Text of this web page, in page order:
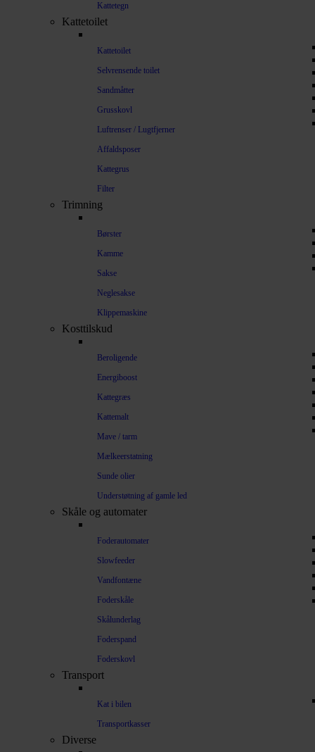
Kattetegn
Kattetoilet
Kattetoilet
Selvrensende toilet
Sandmåtter
Grusskovl
Luftrenser / Lugtfjerner
Affaldsposer
Kattegrus
Filter
Trimning
Børster
Kamme
Sakse
Neglesakse
Klippemaskine
Kosttilskud
Beroligende
Energiboost
Kattegræs
Kattemalt
Mave / tarm
Mælkeerstatning
Sunde olier
Understøtning af gamle led
Skåle og automater
Foderautomater
Slowfeeder
Vandfontæne
Foderskåle
Skålunderlag
Foderspand
Foderskovl
Transport
Kat i bilen
Transportkasser
Diverse